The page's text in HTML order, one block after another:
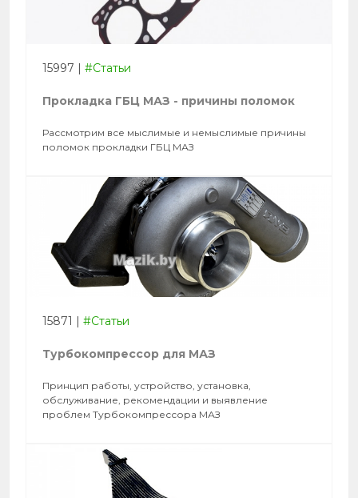
15997 | #Статьи
Прокладка ГБЦ МАЗ - причины поломок
Рассмотрим все мыслимые и немыслимые причины
поломок прокладки ГБЦ МАЗ
15871 | #Статьи
Турбокомпрессор для МАЗ
Принцип работы, устройство, установка,
обслуживание, рекомендации и выявление
проблем Турбокомпрессора МАЗ